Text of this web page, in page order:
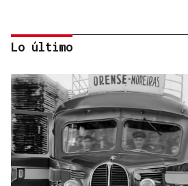
SU PESO EN ORO
Lo último